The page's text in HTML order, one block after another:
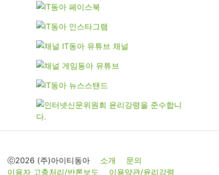
ⓒ2026 (주)아이티동아 소개
문의
이용자 고충처리/반론보도
이용약관/윤리강령